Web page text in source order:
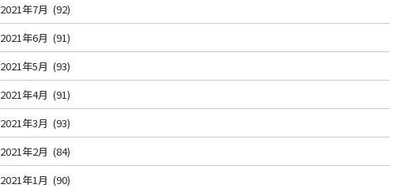
2021年7月 (92)
2021年6月 (91)
2021年5月 (93)
2021年4月 (91)
2021年3月 (93)
2021年2月 (84)
2021年1月 (90)